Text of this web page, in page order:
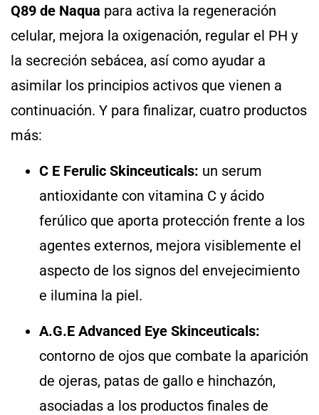
Q89 de Naqua para activa la regeneración
celular, mejora la oxigenación, regular el PH y
la secreción sebácea, así como ayudar a
asimilar los principios activos que vienen a
continuación. Y para finalizar, cuatro productos
más:
C E Ferulic Skinceuticals: un serum
antioxidante con vitamina C y ácido
ferúlico que aporta protección frente a los
agentes externos, mejora visiblemente el
aspecto de los signos del envejecimiento
e ilumina la piel.
A.G.E Advanced Eye Skinceuticals:
contorno de ojos que combate la aparición
de ojeras, patas de gallo e hinchazón,
asociadas a los productos finales de